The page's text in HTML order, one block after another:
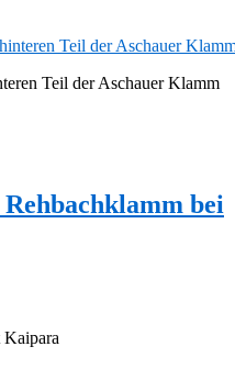
Teil der Aschauer Klamm
bei